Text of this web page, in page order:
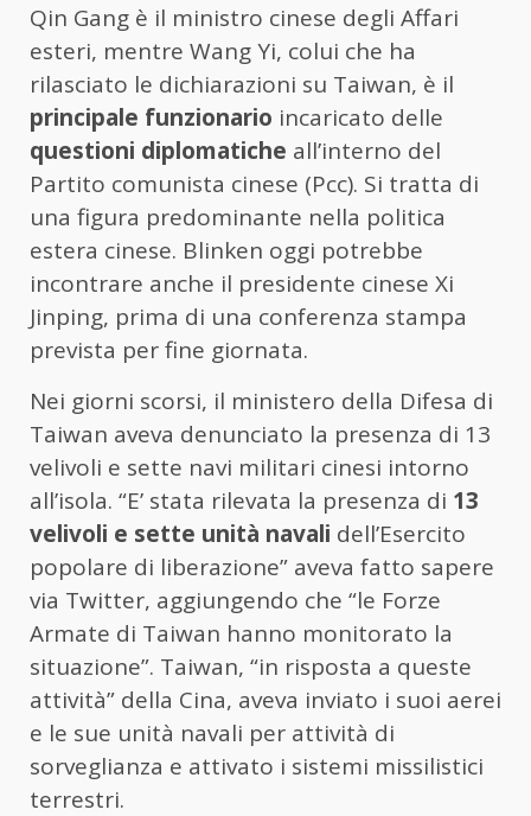
Qin Gang è il ministro cinese degli Affari
esteri, mentre Wang Yi, colui che ha
rilasciato le dichiarazioni su Taiwan, è il
principale funzionario incaricato delle
questioni diplomatiche all’interno del
Partito comunista cinese (Pcc). Si tratta di
una figura predominante nella politica
estera cinese. Blinken oggi potrebbe
incontrare anche il presidente cinese Xi
Jinping, prima di una conferenza stampa
prevista per fine giornata.
Nei giorni scorsi, il ministero della Difesa di
Taiwan aveva denunciato la presenza di 13
velivoli e sette navi militari cinesi intorno
all’isola. “E’ stata rilevata la presenza di 13
velivoli e sette unità navali dell’Esercito
popolare di liberazione” aveva fatto sapere
via Twitter, aggiungendo che “le Forze
Armate di Taiwan hanno monitorato la
situazione”. Taiwan, “in risposta a queste
attività” della Cina, aveva inviato i suoi aerei
e le sue unità navali per attività di
sorveglianza e attivato i sistemi missilistici
terrestri.